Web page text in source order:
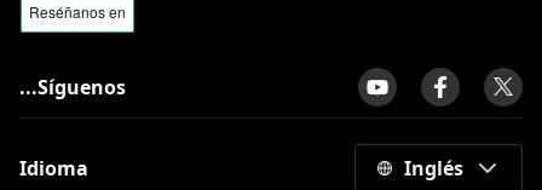
...Síguenos
Idioma Inglés